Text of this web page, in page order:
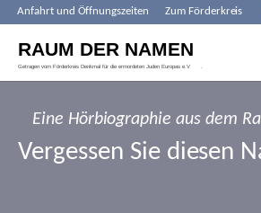
Anfahrt und Öffnungszeiten Zum Förderkreis
Eine Hörbiographie aus dem
Vergessen Sie diesen